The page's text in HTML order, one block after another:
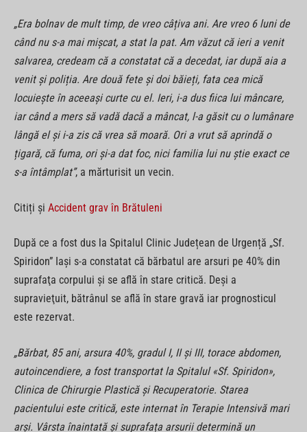
„Era bolnav de mult timp, de vreo câțiva ani. Are vreo 6 luni de
când nu s-a mai mișcat, a stat la pat. Am văzut că ieri a venit
salvarea, credeam că a constatat că a decedat, iar după aia a
venit și poliția. Are două fete și doi băieți, fata cea mică
locuiește în aceeași curte cu el. Ieri, i-a dus fiica lui mâncare,
iar când a mers să vadă dacă a mâncat, l-a găsit cu o lumânare
lângă el și i-a zis că vrea să moară. Ori a vrut să aprindă o
țigară, că fuma, ori și-a dat foc, nici familia lui nu știe exact ce
s-a întâmplat”, a mărturisit un vecin.
Citiți și Accident grav în Brătuleni
După ce a fost dus la Spitalul Clinic Județean de Urgență „Sf.
Spiridon” Iași s-a constatat că bărbatul are arsuri pe 40% din
suprafaţa corpului şi se află în stare critică. Deşi a
supravieţuit, bătrânul se află în stare gravă iar prognosticul
este rezervat.
„Bărbat, 85 ani, arsura 40%, gradul I, II și III, torace abdomen,
autoincendiere, a fost transportat la Spitalul «Sf. Spiridon»,
Clinica de Chirurgie Plastică şi Recuperatorie. Starea
pacientului este critică, este internat în Terapie Intensivă mari
arși. Vârsta înaintată și suprafața arsurii determină un